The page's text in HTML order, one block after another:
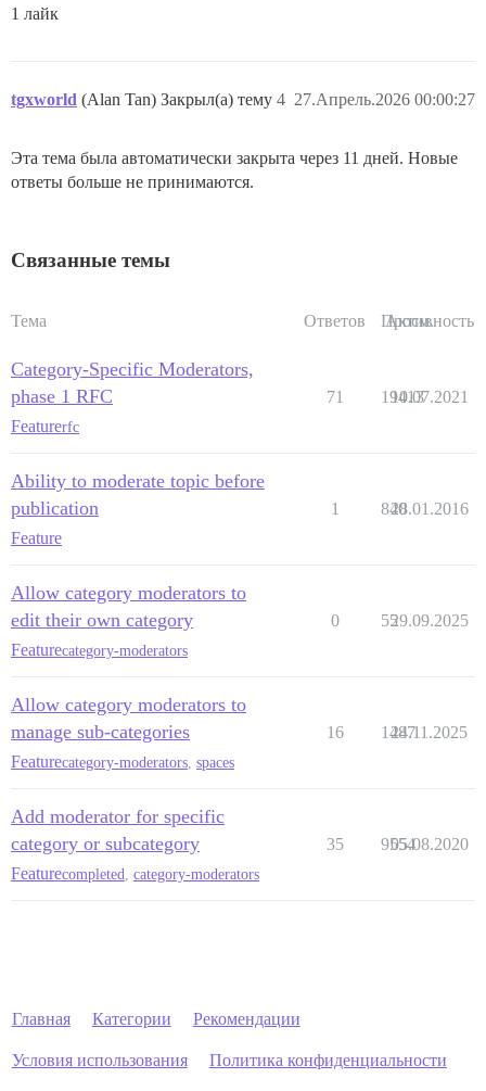
1 лайк
tgxworld (Alan Tan) Закрыл(а) тему 27.Апрель.2026 00:00:27
4
Эта тема была автоматически закрыта через 11 дней. Новые
ответы больше не принимаются.
Связанные темы
Тема Ответов Просм.
Активность
Category-Specific Moderators,
phase 1 RFC
Featurerfc
71 19413
10.07.2021
Ability to moderate topic before
publication
Feature
1 840
28.01.2016
Allow category moderators to
edit their own category
Featurecategory-moderators
0 5529.09.2025
Allow category moderators to
manage sub-categories
Featurecategory-moderators spaces
16 1487
24.11.2025
Add moderator for specific
category or subcategory
Featurecompleted category-moderators
35 9554
05.08.2020
Главная Категории Рекомендации
Условия использования Политика конфиденциальности